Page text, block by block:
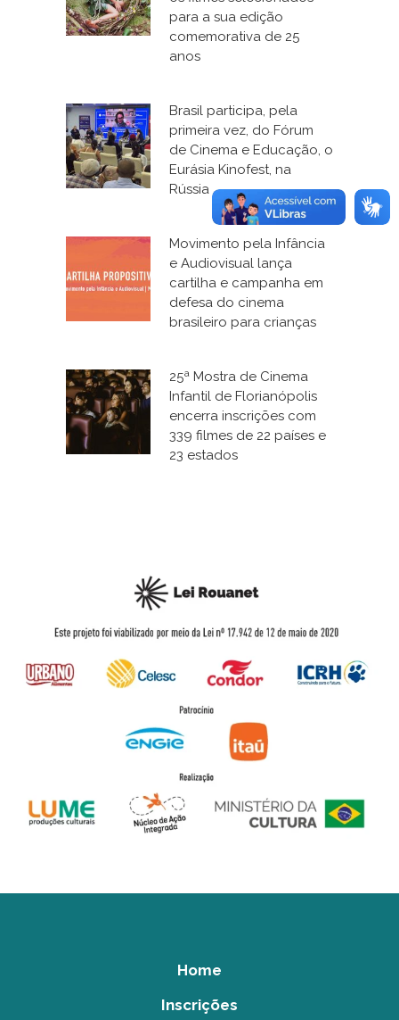
para a sua edição
comemorativa de 25
anos
Brasil participa, pela
primeira vez, do Fórum
de Cinema e Educação, o
Eurásia Kinofest, na
Rússia
Movimento pela Infância
e Audiovisual lança
cartilha e campanha em
defesa do cinema
brasileiro para crianças
25ª Mostra de Cinema
Infantil de Florianópolis
encerra inscrições com
339 filmes de 22 países e
23 estados
Home
Inscrições